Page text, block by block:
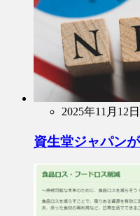
2025年11月12日
資生堂ジャパン